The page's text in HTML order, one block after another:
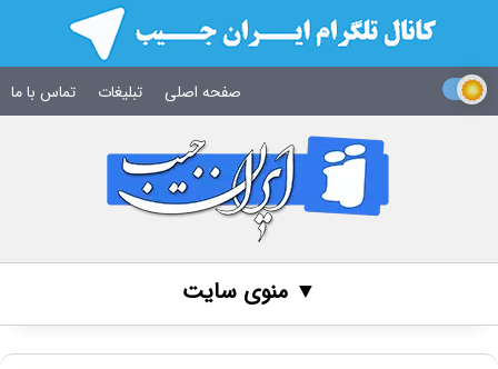
صفحه اصلی تبلیغات تماس با ما
▼ منوی سایت